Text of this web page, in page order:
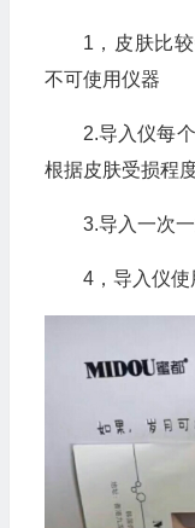
1，皮肤比
不可使用仪器
2.导入仪每
根据皮肤受损程
3.导入一次
4，导入仪